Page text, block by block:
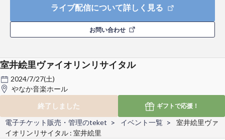
ライブ配信について詳しく見る
お問い合わせ
室井絵里ヴァイオリンリサイタル
2024/7/27(土)
やなか音楽ホール
終了しました
ギフトで応援！
電子チケット販売・管理のteket イベント一覧
室井絵里ヴァ
イオリンリサイタル : 室井絵里